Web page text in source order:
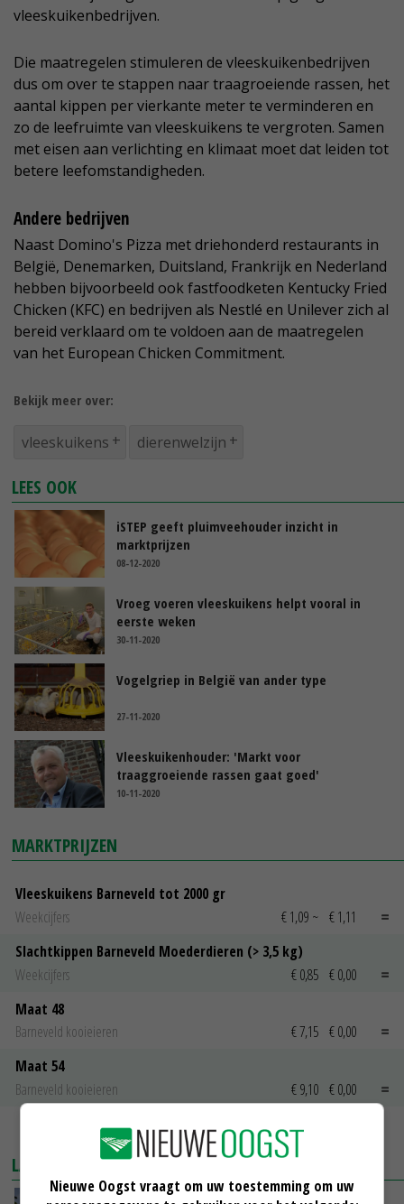
vleeskuikenbedrijven.
Die maatregelen stimuleren de vleeskuikenbedrijven
dus om over te stappen naar traagroeiende rassen, het
aantal kippen per vierkante meter te verminderen en
zo de leefruimte van vleeskuikens te vergroten. Samen
met eisen aan verlichting en klimaat moet dat leiden tot
betere leefomstandigheden.
Andere bedrijven
Naast Domino's Pizza met driehonderd restaurants in
België, Denemarken, Duitsland, Frankrijk en Nederland
hebben bijvoorbeeld ook fastfoodketen Kentucky Fried
Chicken (KFC) en bedrijven als Nestlé en Unilever zich al
bereid verklaard om te voldoen aan de maatregelen
van het European Chicken Commitment.
Bekijk meer over:
vleeskuikens dierenwelzijn
LEES OOK
iSTEP geeft pluimveehouder inzicht in
marktprijzen
08-12-2020
Vroeg voeren vleeskuikens helpt vooral in
eerste weken
30-11-2020
Vogelgriep in België van ander type
27-11-2020
Vleeskuikenhouder: 'Markt voor
traaggroeiende rassen gaat goed'
10-11-2020
MARKTPRIJZEN
Vleeskuikens Barneveld tot 2000 gr
Weekcijfers
€ 1,09 ~ € 1,11
Slachtkippen Barneveld Moederdieren (> 3,5 kg)
Weekcijfers
€ 0,85 € 0,00
Maat 48
Barneveld kooieieren
€ 7,15 € 0,00
Maat 54
Barneveld kooieieren
€ 9,10 € 0,00
MEER MARKTPRIJZEN
LAATSTE NIEUWS
Nieuwe Oogst vraagt om uw toestemming om uw